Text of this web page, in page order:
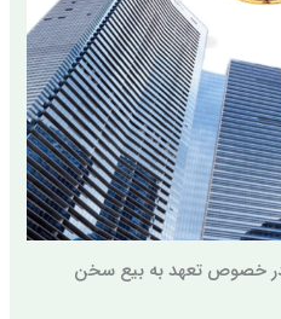
در خصوص تعهد به بیع سخن